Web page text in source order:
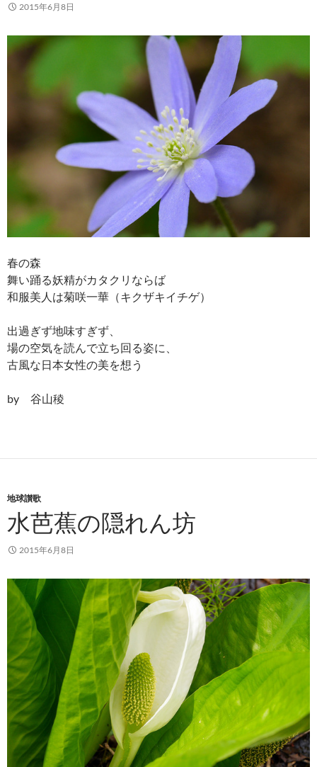
2015年6月8日
春の森
舞い踊る妖精がカタクリならば
和服美人は菊咲一華（キクザキイチゲ）
出過ぎず地味すぎず、
場の空気を読んで立ち回る姿に、
古風な日本女性の美を想う
by 谷山稜
地球讃歌
水芭蕉の隠れん坊
2015年6月8日